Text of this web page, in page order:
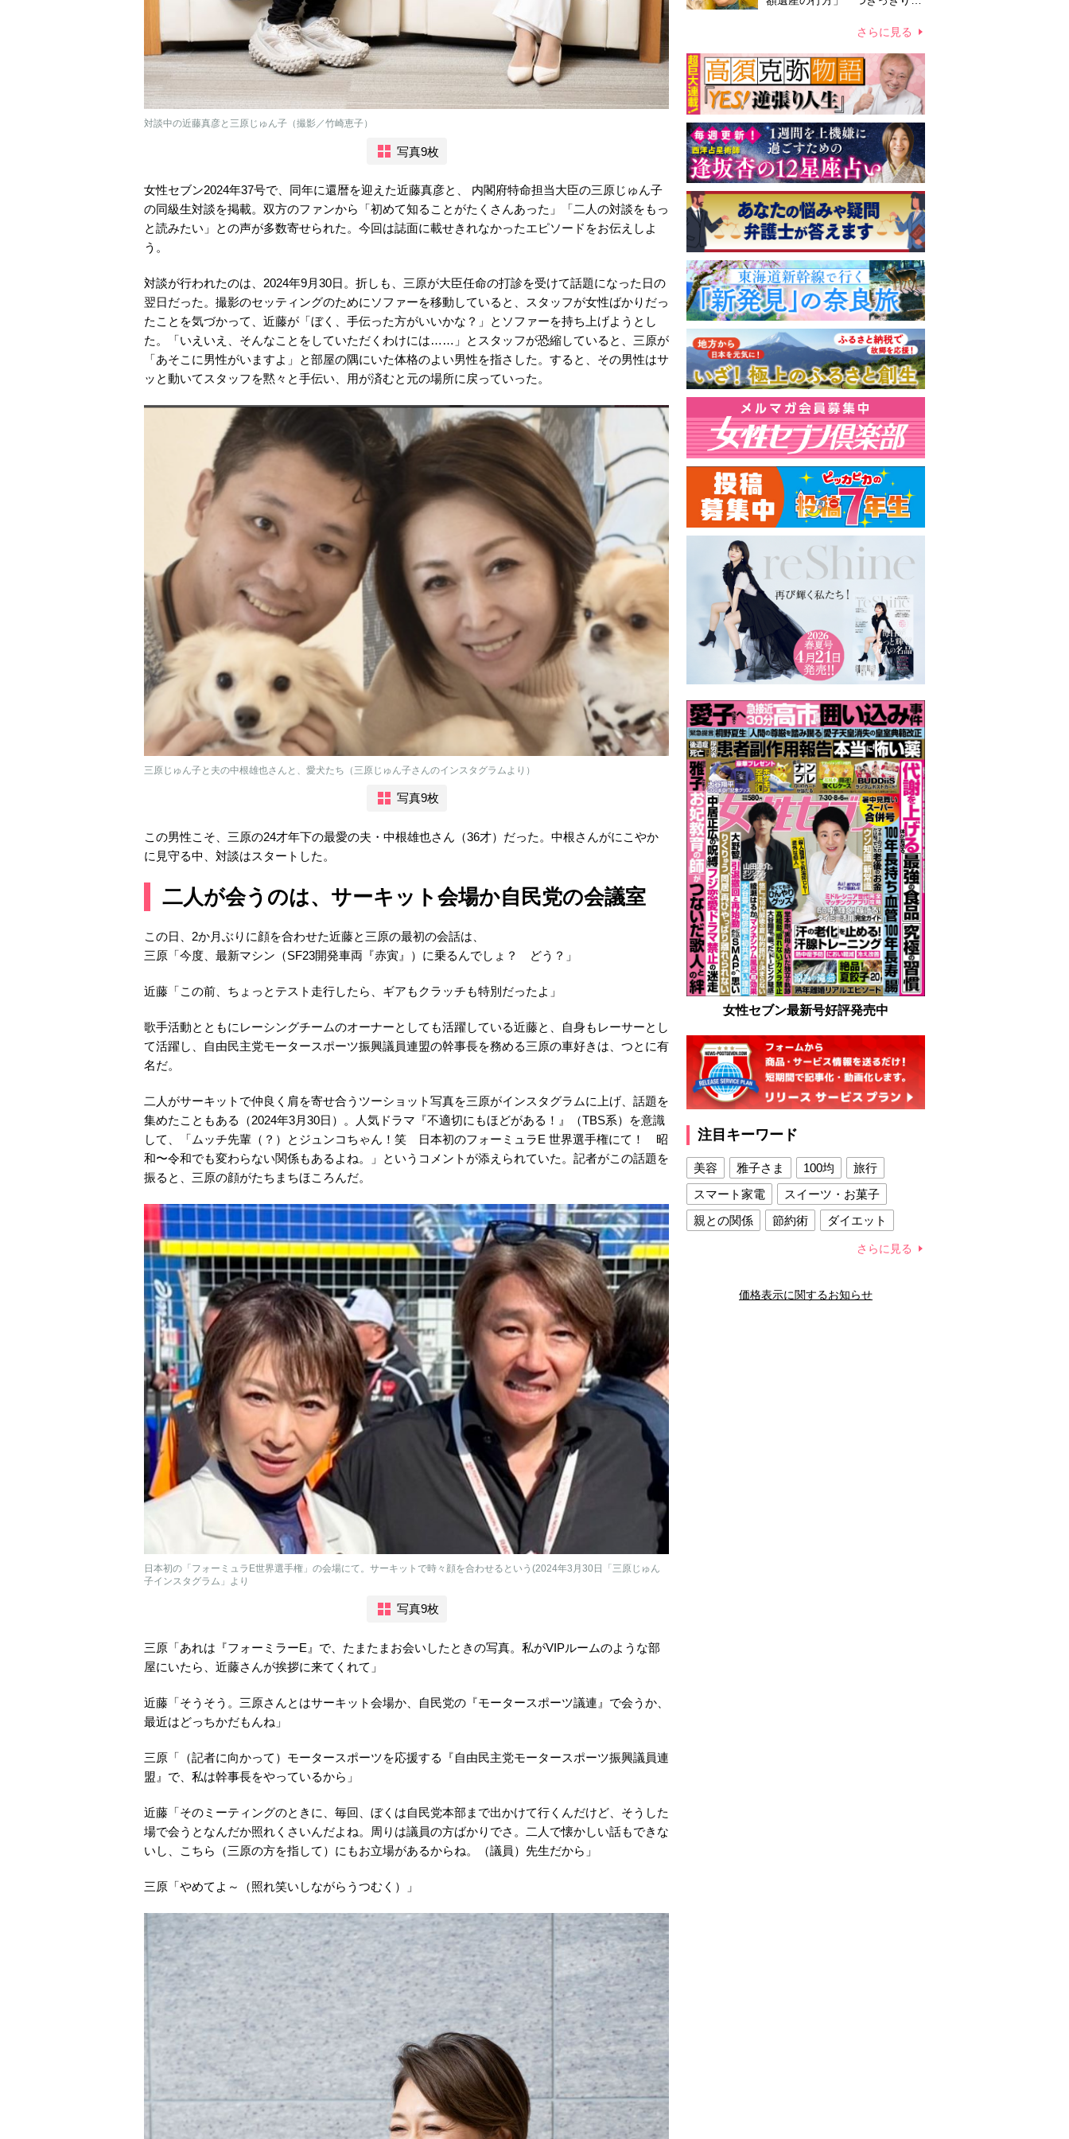
対談中の近藤真彦と三原じゅん子（撮影／竹崎恵子）
写真9枚
女性セブン2024年37号で、同年に還暦を迎えた近藤真彦と、 内閣府特命担当大臣の三原じゅん子
の同級生対談を掲載。双方のファンから「初めて知ることがたくさんあった」「二人の対談をもっ
と読みたい」との声が多数寄せられた。今回は誌面に載せきれなかったエピソードをお伝えしよ
う。
対談が行われたのは、2024年9月30日。折しも、三原が大臣任命の打診を受けて話題になった日の
翌日だった。撮影のセッティングのためにソファーを移動していると、スタッフが女性ばかりだっ
たことを気づかって、近藤が「ぼく、手伝った方がいいかな？」とソファーを持ち上げようとし
た。「いえいえ、そんなことをしていただくわけには……」とスタッフが恐縮していると、三原が
「あそこに男性がいますよ」と部屋の隅にいた体格のよい男性を指さした。すると、その男性はサ
ッと動いてスタッフを黙々と手伝い、用が済むと元の場所に戻っていった。
三原じゅん子と夫の中根雄也さんと、愛犬たち（三原じゅん子さんのインスタグラムより）
写真9枚
この男性こそ、三原の24才年下の最愛の夫・中根雄也さん（36才）だった。中根さんがにこやか
に見守る中、対談はスタートした。
二人が会うのは、サーキット会場か自民党の会議室
この日、2か月ぶりに顔を合わせた近藤と三原の最初の会話は、
三原「今度、最新マシン（SF23開発車両『赤寅』）に乗るんでしょ？ どう？」
近藤「この前、ちょっとテスト走行したら、ギアもクラッチも特別だったよ」
歌手活動とともにレーシングチームのオーナーとしても活躍している近藤と、自身もレーサーとし
て活躍し、自由民主党モータースポーツ振興議員連盟の幹事長を務める三原の車好きは、つとに有
名だ。
二人がサーキットで仲良く肩を寄せ合うツーショット写真を三原がインスタグラムに上げ、話題を
集めたこともある（2024年3月30日）。人気ドラマ『不適切にもほどがある！』（TBS系）を意識
して、「ムッチ先輩（？）とジュンコちゃん！笑 日本初のフォーミュラE 世界選手権にて！ 昭
和〜令和でも変わらない関係もあるよね。」というコメントが添えられていた。記者がこの話題を
振ると、三原の顔がたちまちほころんだ。
日本初の「フォーミュラE世界選手権」の会場にて。サーキットで時々顔を合わせるという(2024年3月30日「三原じゅん
子インスタグラム」より
写真9枚
三原「あれは『フォーミラーE』で、たまたまお会いしたときの写真。私がVIPルームのような部
屋にいたら、近藤さんが挨拶に来てくれて」
近藤「そうそう。三原さんとはサーキット会場か、自民党の『モータースポーツ議連』で会うか、
最近はどっちかだもんね」
三原「（記者に向かって）モータースポーツを応援する『自由民主党モータースポーツ振興議員連
盟』で、私は幹事長をやっているから」
近藤「そのミーティングのときに、毎回、ぼくは自民党本部まで出かけて行くんだけど、そうした
場で会うとなんだか照れくさいんだよね。周りは議員の方ばかりでさ。二人で懐かしい話もできな
いし、こちら（三原の方を指して）にもお立場があるからね。（議員）先生だから」
三原「やめてよ～（照れ笑いしながらうつむく）」
さらに見る
女性セブン最新号好評発売中
注目キーワード
美容 雅子さま 100均
旅行
スマート家電
スイーツ・お菓子
親との関係
節約術
ダイエット
夫との関係
新津春子 どか食い
さらに見る
価格表示に関するお知らせ